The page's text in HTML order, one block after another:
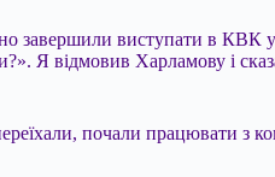
завершили виступати в КВК
Я відмовив Харламову і
почали працювати з